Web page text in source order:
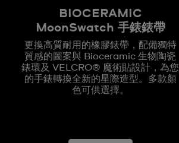
BIOCERAMIC
MoonSwatch 手錶錶帶
更換高質耐用的橡膠錶帶，配備獨特
質感的圖案與 Bioceramic 生物陶瓷
錶環及 VELCRO® 魔術貼設計，為您
的手錶轉換全新的星際造型。多款顏
色可供選擇。